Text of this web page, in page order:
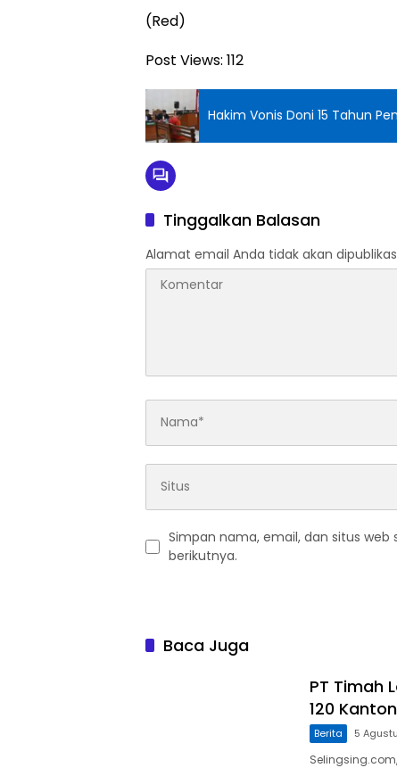
(Red)
Post Views: 112
Hakim Vonis Doni 15 Tahun
Tinggalkan Balasan
Alamat email Anda tidak akan
Simpan nama, email, dan situs
berikutnya.
Baca Juga
PT Timah
120
Berita 5